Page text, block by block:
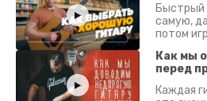
Быстрый
самую,
потом
Как мы
перед
Каждая